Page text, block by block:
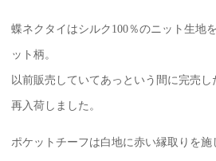
蝶ネクタイはシルク100％のニット生地
ット柄。
以前販売していてあっという間に完売
再入荷しました。
ポケットチーフは白地に赤い縁取りを施